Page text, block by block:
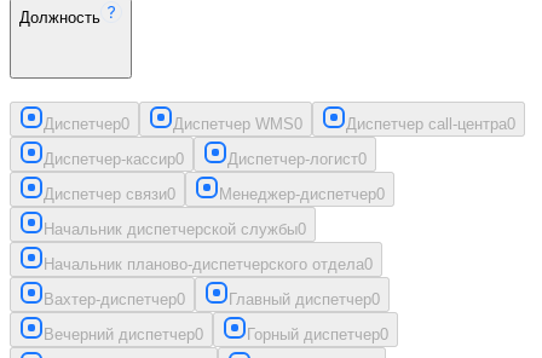
Должность
Диспетчер0 Диспетчер WMS0 Диспетчер call-центра0
Диспетчер-кассир0 Диспетчер-логист0
Диспетчер связи0 Менеджер-диспетчер0
Начальник диспетчерской службы0
Начальник планово-диспетчерского отдела0
Вахтер-диспетчер0 Главный диспетчер0
Вечерний диспетчер0 Горный диспетчер0